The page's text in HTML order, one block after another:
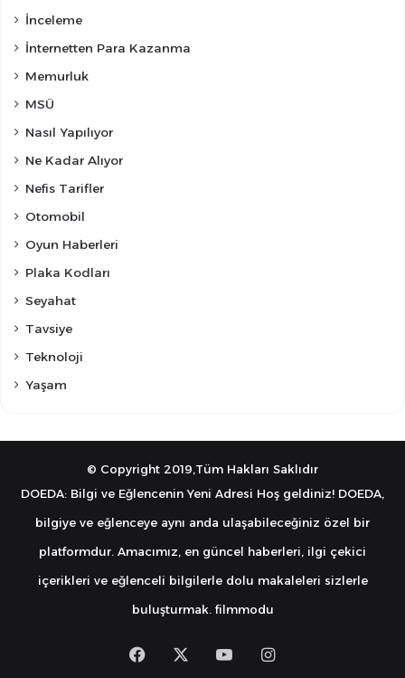
İnceleme
İnternetten Para Kazanma
Memurluk
MSÜ
Nasıl Yapılıyor
Ne Kadar Alıyor
Nefis Tarifler
Otomobil
Oyun Haberleri
Plaka Kodları
Seyahat
Tavsiye
Teknoloji
Yaşam
© Copyright 2019,Tüm Hakları Saklıdır
DOEDA: Bilgi ve Eğlencenin Yeni Adresi Hoş geldiniz! DOEDA,
bilgiye ve eğlenceye aynı anda ulaşabileceğiniz özel bir
platformdur. Amacımız, en güncel haberleri, ilgi çekici
içerikleri ve eğlenceli bilgilerle dolu makaleleri sizlerle
buluşturmak. filmmodu
FacebookYouTubeInstagram